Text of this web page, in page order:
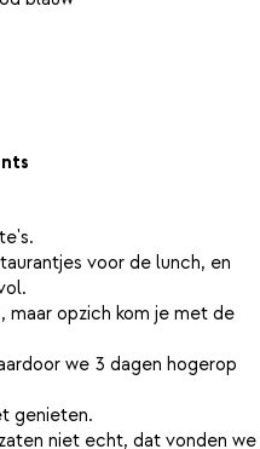
voor de lunch, en
opzich kom je met de
we 3 dagen hogerop
genieten.
niet echt, dat vonden we